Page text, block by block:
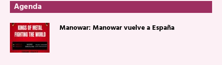
Agenda
Manowar: Manowar vuelve a España